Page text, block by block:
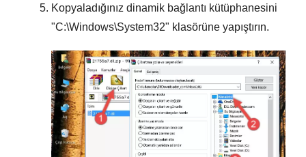
Kopyaladığınız dinamik bağlantı kütüphanesini
"C:\Windows\System32" klasörüne yapıştırın.